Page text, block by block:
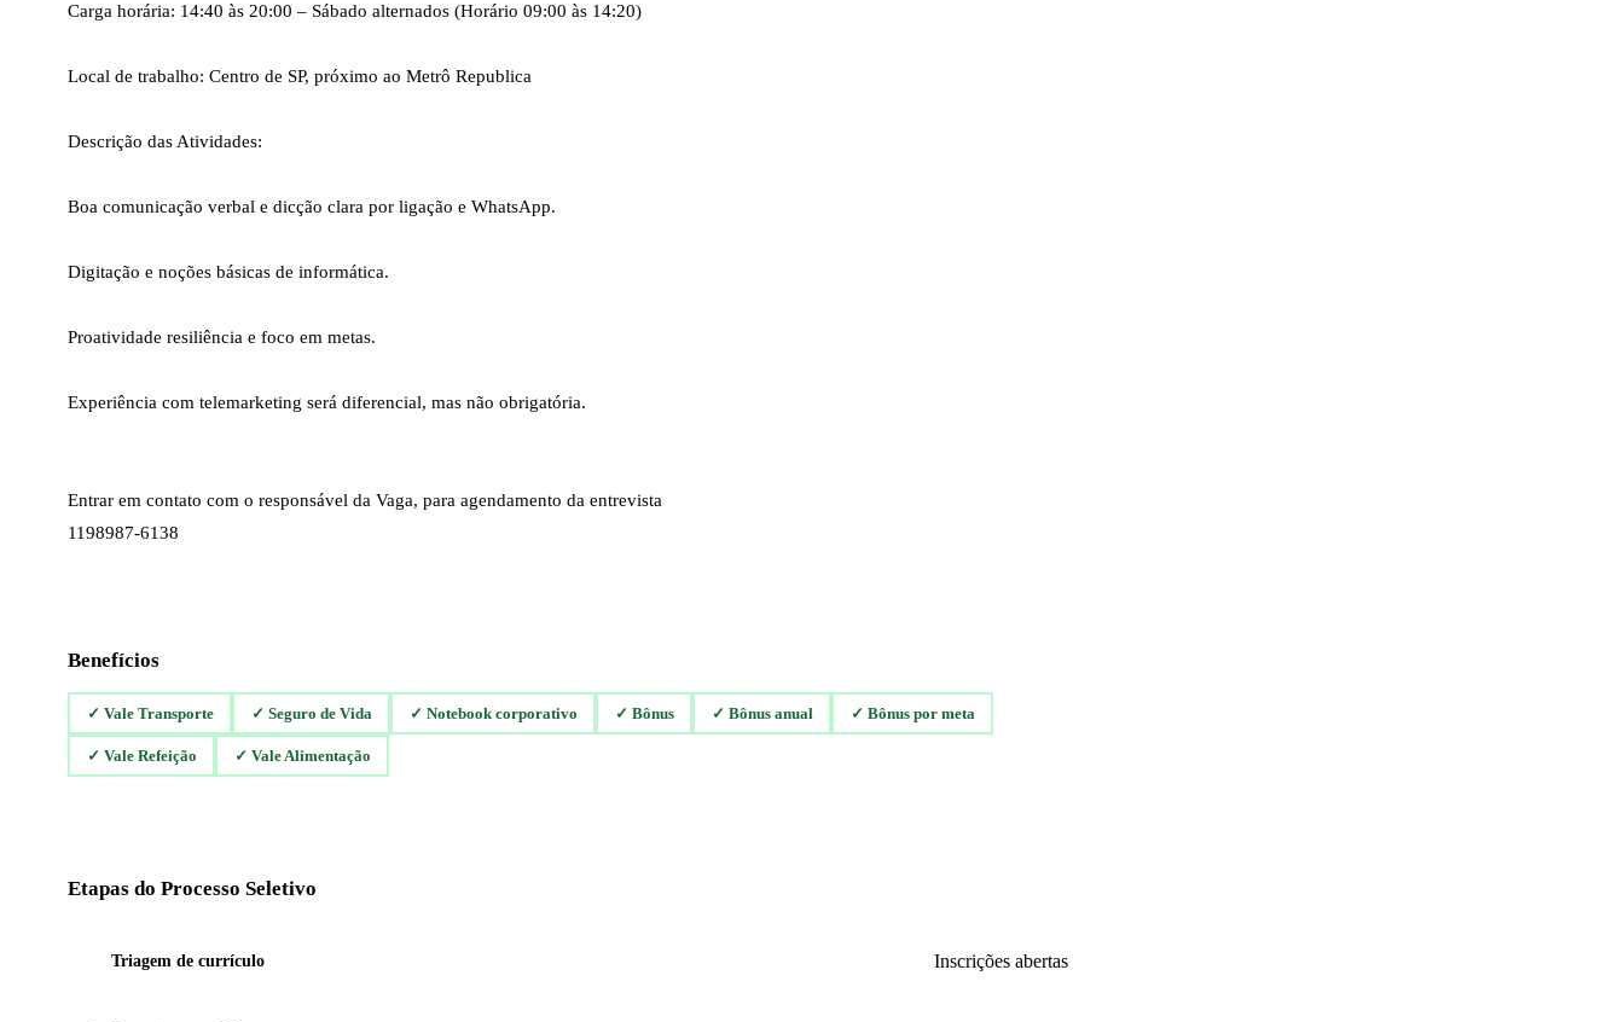
Carga horária: 14:40 às 20:00 – Sábado alternados (Horário 09:00 às 14:20)
Local de trabalho: Centro de SP, próximo ao Metrô Republica
Descrição das Atividades:
Boa comunicação verbal e dicção clara por ligação e WhatsApp.
Digitação e noções básicas de informática.
Proatividade resiliência e foco em metas.
Experiência com telemarketing será diferencial, mas não obrigatória.
Entrar em contato com o responsável da Vaga, para agendamento da entrevista
1198987-6138
Benefícios
✓ Vale Transporte ✓ Seguro de Vida ✓ Notebook corporativo ✓ Bônus ✓ Bônus anual ✓ Bônus por meta
✓ Vale Refeição ✓ Vale Alimentação
Etapas do Processo Seletivo
Triagem de currículo Inscrições abertas